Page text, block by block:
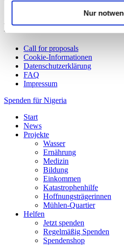
Nur
Fußzeilenmenü
Call for proposals
Cookie-Informationen
Datenschutzerklärung
FAQ
Impressum
Spenden fürNigeria
Start
News
Projekte
Wasser
Ernährung
Medizin
Bildung
Einkommen
Katastrophenhilfe
Hoffnungsträgerinnen
Mühlen-Quartier
Helfen
Jetzt spenden
Regelmäßig Spenden
Spendenshop